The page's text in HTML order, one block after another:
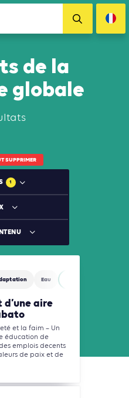
de la
globale
SUPPRIMER
1
Eau
aire
et la faim – Un
éducation de
emplois decents
de paix et de